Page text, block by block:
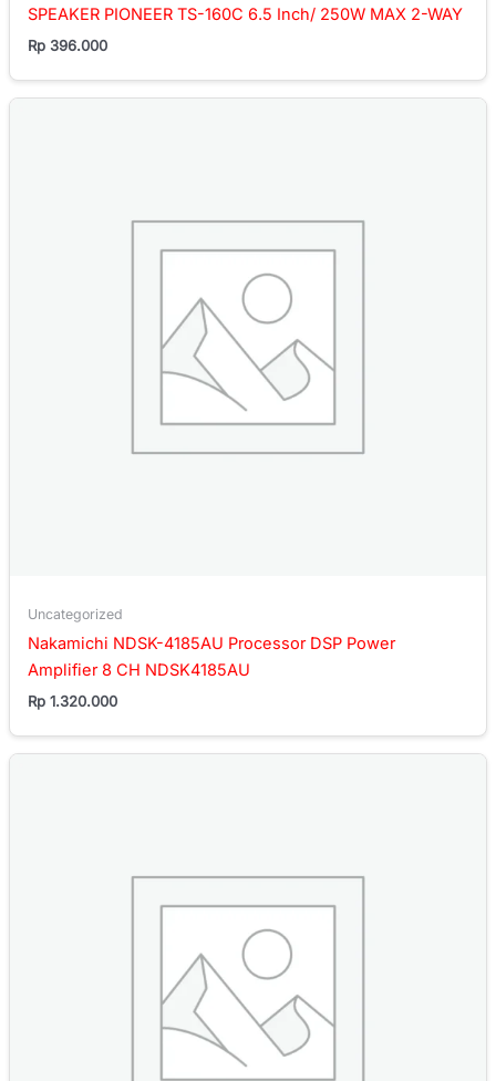
SPEAKER PIONEER TS-160C 6.5 Inch/ 250W MAX 2-WAY
Rp 396.000
Uncategorized
Nakamichi NDSK-4185AU Processor DSP Power
Amplifier 8 CH NDSK4185AU
Rp 1.320.000